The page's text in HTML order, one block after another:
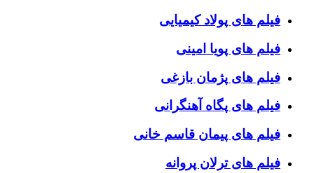
فیلم های پولاد کیمیایی
فیلم های پویا امینی
فیلم های پژمان بازغی
فیلم های پگاه آهنگرانی
فیلم های پیمان قاسم خانی
فیلم های ترلان پروانه